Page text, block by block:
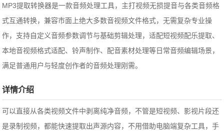
MP3提取转换器是一款音频处理工具，主打视频无损提音与各类音频格
式互通转换，兼容市面上绝大多数音视频文件格式，无需复杂专业操
作，支持自定义音频参数调节与基础剪辑处理，适配短视频配乐提取、
本地音视频格式适配、铃声制作、配音素材处理等日常音频编辑场景，
满足普通用户与轻度创作者的音频处理刚需。
详情介绍
可以直接从各类视频文件中剥离纯净音频，不管是短视频、影视片段还
是录制视频，都能快速提取出声源内容，不用借助电脑端复杂工具，手